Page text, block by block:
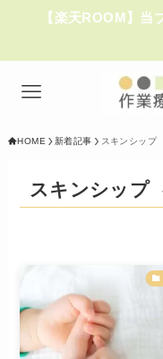
【楽天ROOM】当
HOME 新着記事 スキンシップ
スキンシップ